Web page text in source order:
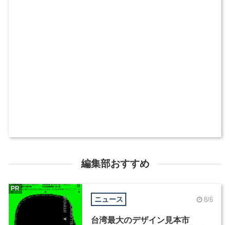
編集部おすすめ
ニュース 8/6
台湾最大のデザイン見本市
PR